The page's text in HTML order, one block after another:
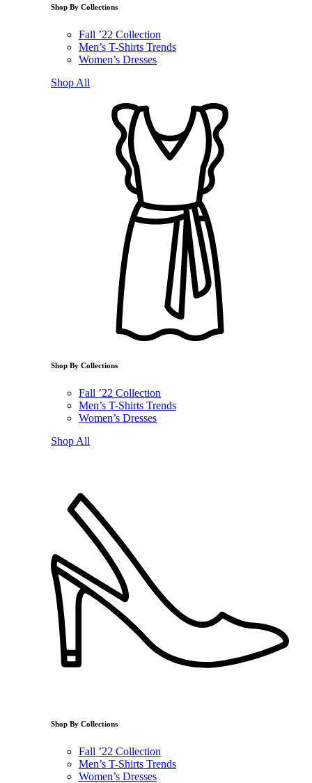
Shop By Collections
Fall ’22 Collection
Men’s T-Shirts Trends
Women’s Dresses
Shop All
Shop By Collections
Fall ’22 Collection
Men’s T-Shirts Trends
Women’s Dresses
Shop All
Shop By Collections
Fall ’22 Collection
Men’s T-Shirts Trends
Women’s Dresses